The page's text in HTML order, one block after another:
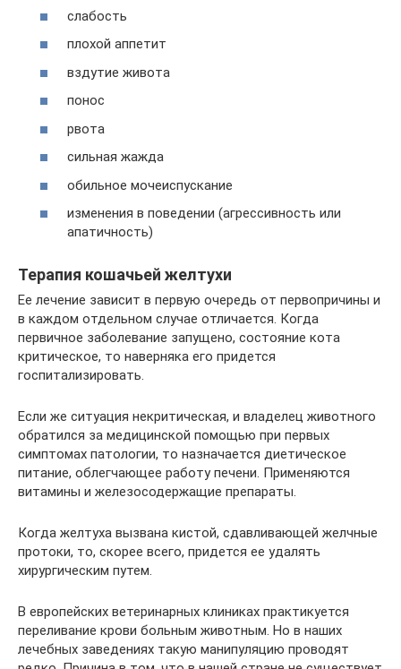
слабость
плохой аппетит
вздутие живота
понос
рвота
сильная жажда
обильное мочеиспускание
изменения в поведении (агрессивность или
апатичность)
Терапия кошачьей желтухи
Ее лечение зависит в первую очередь от первопричины и
в каждом отдельном случае отличается. Когда
первичное заболевание запущено, состояние кота
критическое, то наверняка его придется
госпитализировать.
Если же ситуация некритическая, и владелец животного
обратился за медицинской помощью при первых
симптомах патологии, то назначается диетическое
питание, облегчающее работу печени. Применяются
витамины и железосодержащие препараты.
Когда желтуха вызвана кистой, сдавливающей желчные
протоки, то, скорее всего, придется ее удалять
хирургическим путем.
В европейских ветеринарных клиниках практикуется
переливание крови больным животным. Но в наших
лечебных заведениях такую манипуляцию проводят